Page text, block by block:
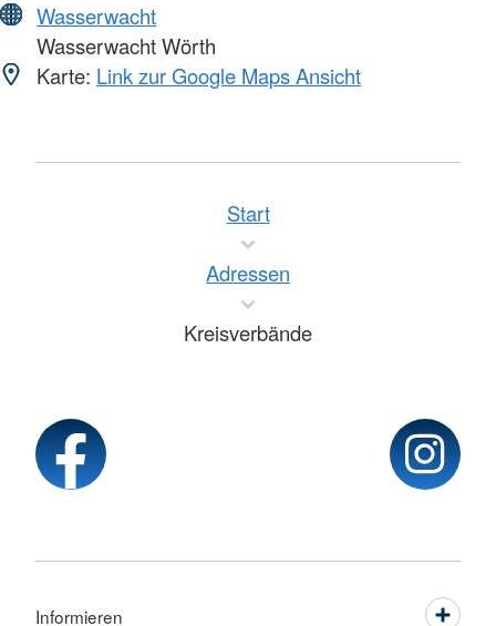
Wasserwacht
Wasserwacht Wörth
Karte: Link zur Google Maps Ansicht
Start
Adressen
Kreisverbände
Informieren